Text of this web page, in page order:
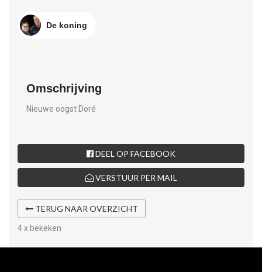
De koning
Omschrijving
Nieuwe oogst Doré
DEEL OP FACEBOOK
VERSTUUR PER MAIL
TERUG NAAR OVERZICHT
4 x bekeken